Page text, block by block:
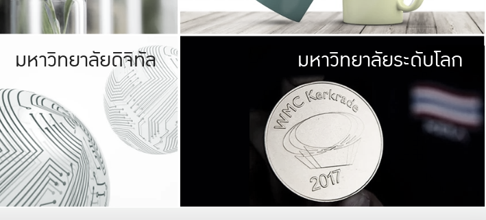
มหาวิทยาลัยรับผิดชอบต่อสังคม
ร่วมมือกับชุมชน เพื่อความกินดีอยู่ดี
และความสุขอย่างยั่งยืน
มองปัญหาในภาพกว้าง
แก้ไขจากปัญหาจุดเล็กๆ
มหาวิทยาลัยดิจิทัล มหาวิทยา
พร้อมที่จ
และผลักดันในการใช้ระบบส
เพื่อการทำงานแ
มหาวิทยาลัยระดับโลก